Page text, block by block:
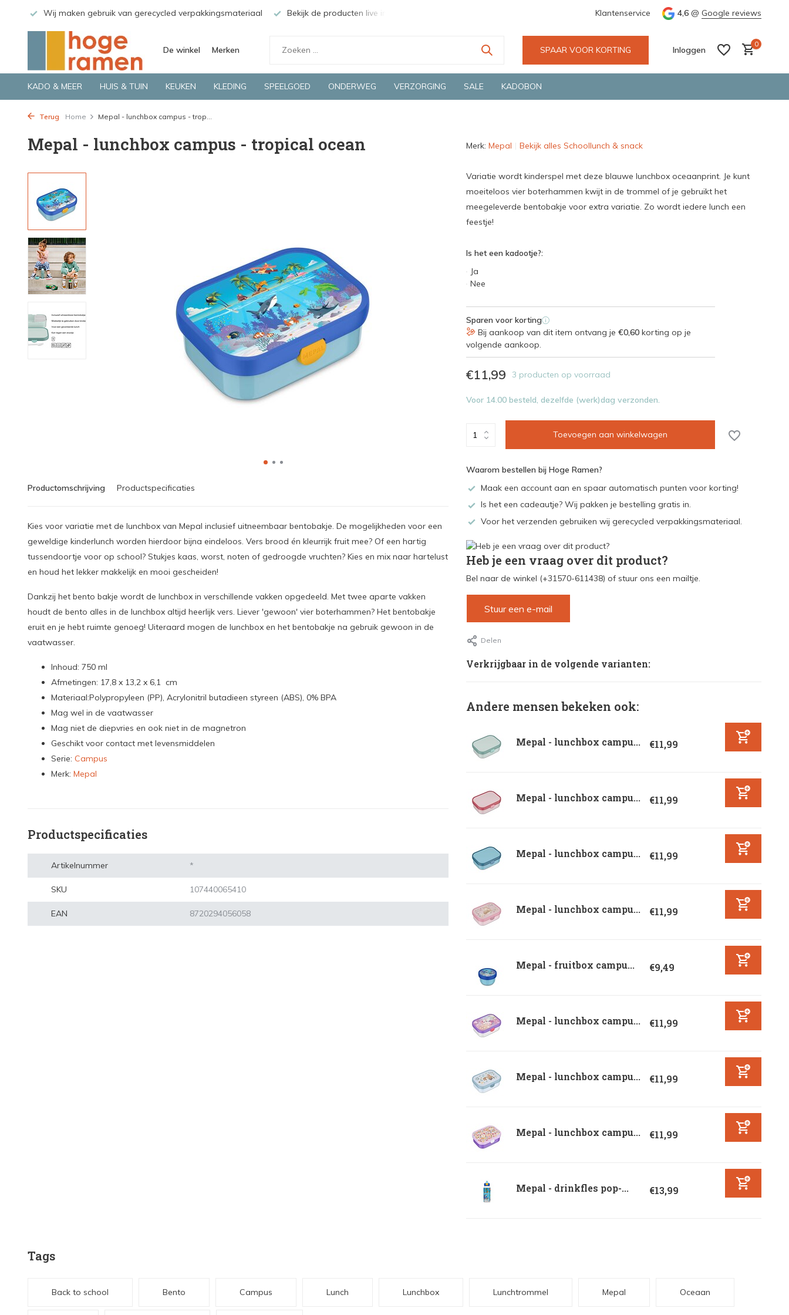
Wij maken gebruik van gerecycled verpakkingsmateriaal Bekijk de producten live in onze winkel in Deventer Groene en snelle bezorging door o.a. Fietskoerier en GLS. Wij
Klantenservice 4,6 @ Google reviews
De winkel Merken SPAAR VOOR KORTING Inloggen
0
KADO & MEER HUIS & TUIN KEUKEN KLEDING SPEELGOED ONDERWEG VERZORGING SALE KADOBON
Terug Home Mepal - lunchbox campus - trop...
Mepal - lunchbox campus - tropical ocean
Productomschrijving Productspecificaties
Kies voor variatie met de lunchbox van Mepal inclusief uitneembaar bentobakje. De mogelijkheden voor een
geweldige kinderlunch worden hierdoor bijna eindeloos. Vers brood én kleurrijk fruit mee? Of een hartig
tussendoortje voor op school? Stukjes kaas, worst, noten of gedroogde vruchten? Kies en mix naar hartelust
en houd het lekker makkelijk en mooi gescheiden!
Dankzij het bento bakje wordt de lunchbox in verschillende vakken opgedeeld. Met twee aparte vakken
houdt de bento alles in de lunchbox altijd heerlijk vers. Liever 'gewoon' vier boterhammen? Het bentobakje
eruit en je hebt ruimte genoeg! Uiteraard mogen de lunchbox en het bentobakje na gebruik gewoon in de
vaatwasser.
Inhoud: 750 ml
Afmetingen: 17,8 x 13,2 x 6,1 cm
Materiaal:Polypropyleen (PP), Acrylonitril butadieen styreen (ABS), 0% BPA
Mag wel in de vaatwasser
Mag niet de diepvries en ook niet in de magnetron
Geschikt voor contact met levensmiddelen
Serie: Campus
Merk: Mepal
Productspecificaties
Artikelnummer *
SKU 107440065410
EAN 8720294056058
Merk: Mepal Bekijk alles Schoollunch & snack
Variatie wordt kinderspel met deze blauwe lunchbox oceaanprint. Je kunt
moeiteloos vier boterhammen kwijt in de trommel of je gebruikt het
meegeleverde bentobakje voor extra variatie. Zo wordt iedere lunch een
feestje!
Is het een kadootje?:
Ja
Nee
Sparen voor korting i
Bij aankoop van dit item ontvang je €0,60korting op je
volgende aankoop.
€11,99 3 producten op voorraad
Voor 14.00 besteld, dezelfde (werk)dag verzonden.
Toevoegen aan winkelwagen
Waarom bestellen bij Hoge Ramen?
Maak een account aan en spaar automatisch punten voor korting!
Is het een cadeautje? Wij pakken je bestelling gratis in.
Voor het verzenden gebruiken wij gerecycled verpakkingsmateriaal.
Heb je een vraag over dit product?
Bel naar de winkel (+31570-611438) of stuur ons een mailtje.
Stuur een e-mail
Delen
Verkrijgbaar in de volgende varianten:
Andere mensen bekeken ook:
Mepal - lunchbox campu... €11,99
Mepal - lunchbox campu... €11,99
Mepal - lunchbox campu... €11,99
Mepal - lunchbox campu... €11,99
Mepal - fruitbox campu... €9,49
Mepal - lunchbox campu... €11,99
Mepal - lunchbox campu... €11,99
Mepal - lunchbox campu... €11,99
Mepal - drinkfles pop-... €13,99
Tags
Back to school Bento Campus Lunch Lunchbox Lunchtrommel Mepal Oceaan